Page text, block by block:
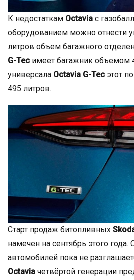
К недостаткам Octavia с
оборудованием можно отнести
литров объем багажного
G-Tec имеет багажник объемом
универсала Octavia G-Tec этот
495 литров.
Старт продаж битопливных
намечен на сентябрь этого года.
автомобилей пока не
Octavia четвёртой генерации